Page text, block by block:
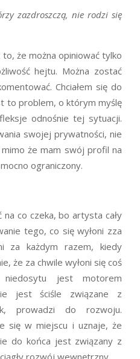
zazdroszczą, nie rodzi się
że można opiniować tylko
hejtu. Można zostać
Chciałem się do
to problem, o którym myślę
odnośnie tej sytuacji.
swojej prywatności, nie
że mam swój profil na
ograniczony.
co czeka, bo artysta cały
tego, co się wyłoni zza
za każdym razem, kiedy
że za chwile wyłoni się coś
jest motorem
jest ściśle związane z
prowadzi do rozwoju.
się w miejscu i uznaje, że
do końca jest związany z